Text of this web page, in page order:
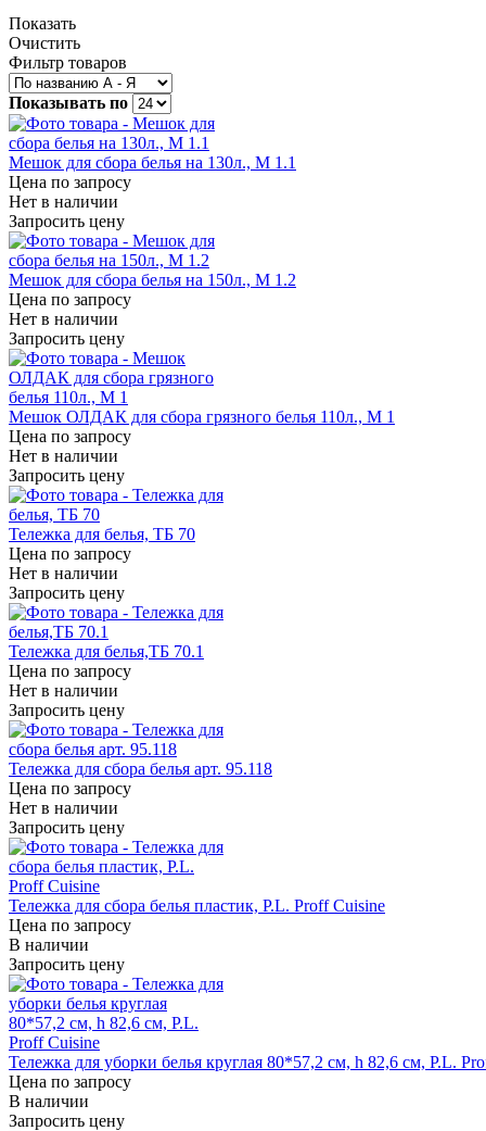
Показать
Очистить
Фильтр товаров
Показывать по
Мешок для сбора белья на 130л., М 1.1
Цена по запросу
Нет в наличии
Запросить цену
Мешок для сбора белья на 150л., М 1.2
Цена по запросу
Нет в наличии
Запросить цену
Мешок ОЛДАК для сбора грязного белья 110л., М 1
Цена по запросу
Нет в наличии
Запросить цену
Тележка для белья, ТБ 70
Цена по запросу
Нет в наличии
Запросить цену
Тележка для белья,ТБ 70.1
Цена по запросу
Нет в наличии
Запросить цену
Тележка для сбора белья арт. 95.118
Цена по запросу
Нет в наличии
Запросить цену
Тележка для сбора белья пластик, P.L. Proff Cuisine
Цена по запросу
В наличии
Запросить цену
Тележка для уборки белья круглая 80*57,2 см, h 82,6 см, P.L.
Цена по запросу
В наличии
Запросить цену